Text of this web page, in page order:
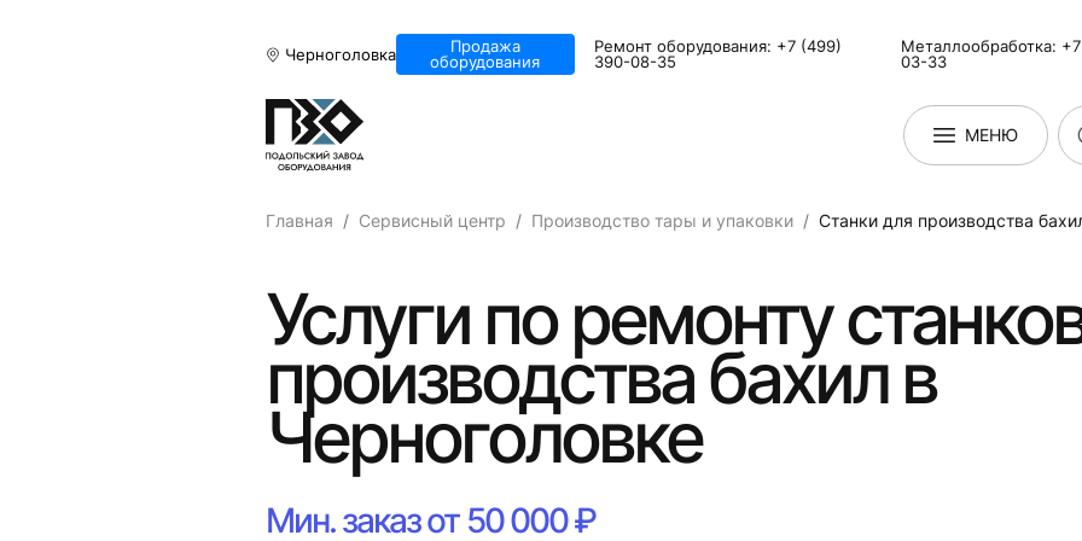
Черноголовка
Продажа
оборудования
Ремонт оборудования: +7 (499)
390-08-35
Металлообработка:
03-33
МЕНЮ
Главная Сервисный центр Производство тары и упаковки Станки для производства
Услуги по ремонту
производства бахил в
Черноголовке
Мин. заказ от 50 000 ₽